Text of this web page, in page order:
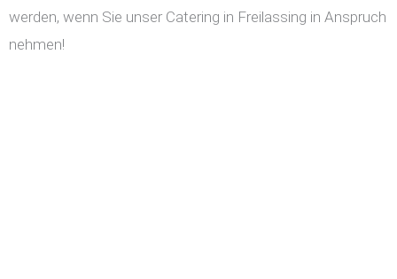
werden, wenn Sie unser Catering in Freilassing in Anspruch
nehmen!